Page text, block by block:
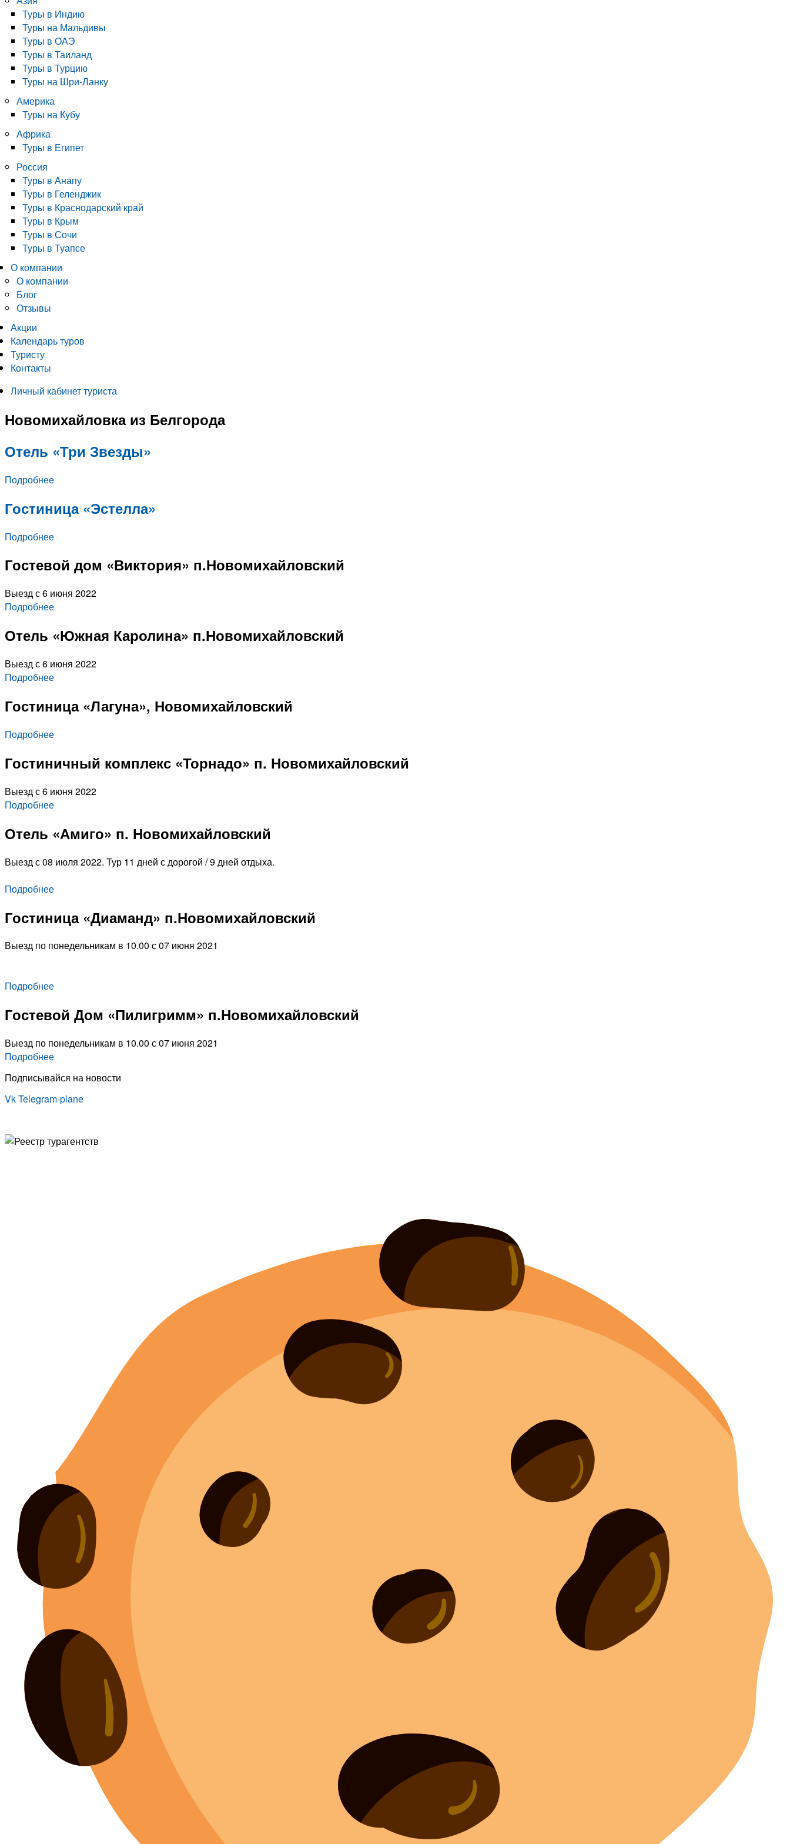
Туры в Индию
Туры на Мальдивы
Туры в ОАЭ
Туры в Таиланд
Туры в Турцию
Туры на Шри-Ланку
Америка
Туры на Кубу
Африка
Туры в Египет
Россия
Туры в Анапу
Туры в Геленджик
Туры в Краснодарский край
Туры в Крым
Туры в Сочи
Туры в Туапсе
О компании
О компании
Блог
Отзывы
Акции
Календарь туров
Туристу
Контакты
Личный кабинет туриста
Новомихайловка из Белгорода
Отель «Три Звезды»
Подробнее
Гостиница «Эстелла»
Подробнее
Гостевой дом «Виктория» п.Новомихайловский
Выезд с 6 июня 2022
Подробнее
Отель «Южная Каролина» п.Новомихайловский
Выезд с 6 июня 2022
Подробнее
Гостиница «Лагуна», Новомихайловский
Подробнее
Гостиничный комплекс «Торнадо» п. Новомихайловский
Выезд с 6 июня 2022
Подробнее
Отель «Амиго» п. Новомихайловский
Выезд с 08 июля 2022. Тур 11 дней с дорогой / 9 дней отдыха.
Подробнее
Гостиница «Диаманд» п.Новомихайловский
Выезд по понедельникам в 10.00 с 07 июня 2021
Подробнее
Гостевой Дом «Пилигримм» п.Новомихайловский
Выезд по понедельникам в 10.00 с 07 июня 2021
Подробнее
Подписывайся на новости
VkTelegram-plane